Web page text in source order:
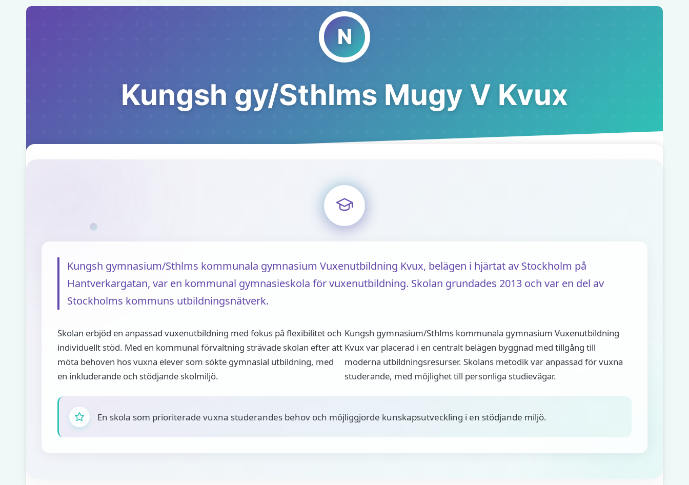
Kungsh gy/Sthlms Mugy V Kvux
Kungsh gymnasium/Sthlms kommunala gymnasium Vuxenutbildning Kvux, belägen i hjärtat av Stockholm på
Hantverkargatan, var en kommunal gymnasieskola för vuxenutbildning. Skolan grundades 2013 och var en del av
Stockholms kommuns utbildningsnätverk.
Skolan erbjöd en anpassad vuxenutbildning med fokus på flexibilitet och
individuellt stöd. Med en kommunal förvaltning strävade skolan efter att
möta behoven hos vuxna elever som sökte gymnasial utbildning, med
en inkluderande och stödjande skolmiljö.
Kungsh gymnasium/Sthlms kommunala gymnasium Vuxenutbildning
Kvux var placerad i en centralt belägen byggnad med tillgång till
moderna utbildningsresurser. Skolans metodik var anpassad för vuxna
studerande, med möjlighet till personliga studievägar.
En skola som prioriterade vuxna studerandes behov och möjliggjorde kunskapsutveckling i en stödjande miljö.